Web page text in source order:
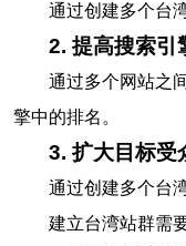
通过创建多个台
2. 提高搜索引
通过多个网站之
擎中的排名。
3. 扩大目标受
通过创建多个台
建立台湾站群需